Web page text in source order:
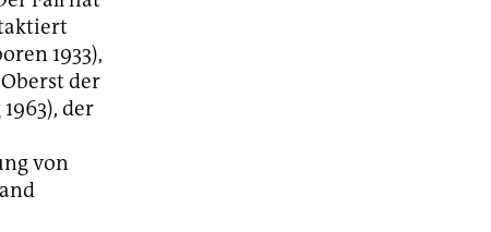
1933),
der
der
von